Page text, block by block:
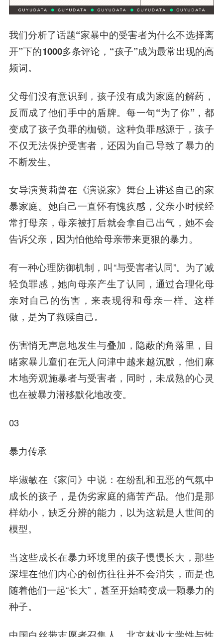
我们分析了话题“家暴中的受害者为什么不选择离
开”下的1000多条评论，“孩子”成为最常出现的高
频词。
父母们没有意识到，孩子没有成为家庭的解药，
反而成了他们手中的盾牌。每一句“为了你”，都
变成了孩子负罪的枷锁。这种负罪感源于，孩子
不仅无法保护受害者，还因为自己导致了暴力的
不断发生。
女导演黄莉曾在《演说家》舞台上讲述自己的家
暴家庭。她自己一直怀有愧疚感，父亲小时候经
常打母亲，母亲被打后就会拿自己出气，她不会
告诉父亲，因为怕他给母亲带来更狠的暴力。
有一种心理防御机制，叫“与受害者认同”。为了减
轻负罪感，她向母亲产生了认同，通过合理化母
亲对自己的伤害，来表现得和母亲一样。这样
做，是为了救赎自己。
伤害悄无声息地发生与叠加，隐蔽的角落里，目
睹家暴儿童们在无人问津中越来越沉默，他们麻
木地旁观施暴者与受害者，同时，未成熟的心灵
也在被暴力潜移默化地改变。
03
暴力传承
毕淑敏在《家问》中说：在纷乱和丑恶的气氛中
成长的孩子，是伪劣家庭的痛苦产品。他们是那
样幼小，缺乏分辨的能力，以为这就是人世间的
模型。
当这些成长在暴力环境里的孩子慢慢长大，那些
深埋在他们内心的创伤往往并不会消失，而是也
随着他们一起“长大”，甚至开始畸变成一颗暴力的
种子。
中国白丝带志愿者召集人、北京林业大学性与性